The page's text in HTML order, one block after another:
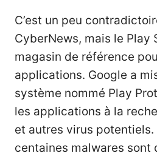
C’est un peu
CyberNews, mais le Play
magasin de référence
applications. Google a
système nommé Play
les applications à la
et autres virus potentiels.
centaines malwares sont